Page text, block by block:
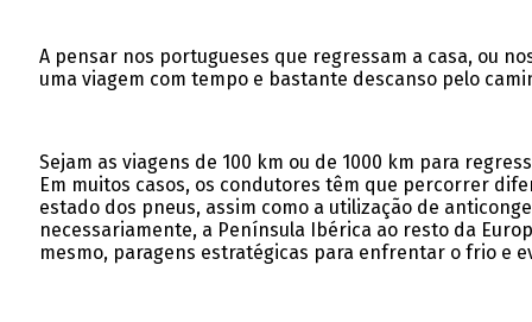
A pensar nos portugueses que regressam a casa, ou
uma viagem com tempo e bastante descanso pelo
Sejam as viagens de 100 km ou de 1000 km para
Em muitos casos, os condutores têm que percorrer
estado dos pneus, assim como a utilização de
necessariamente, a Península Ibérica ao resto da
mesmo, paragens estratégicas para enfrentar o frio e